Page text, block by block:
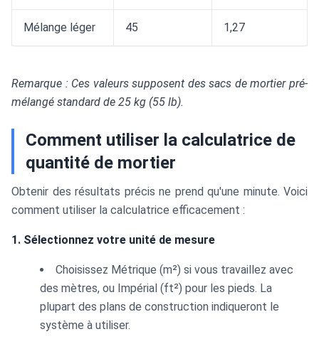
Mélange léger 45 1,27
Remarque : Ces valeurs supposent des sacs de mortier pré-
mélangé standard de 25 kg (55 lb).
Comment utiliser la calculatrice de
quantité de mortier
Obtenir des résultats précis ne prend qu'une minute. Voici
comment utiliser la calculatrice efficacement :
1. Sélectionnez votre unité de mesure
Choisissez Métrique (m²) si vous travaillez avec
des mètres, ou Impérial (ft²) pour les pieds. La
plupart des plans de construction indiqueront le
système à utiliser.